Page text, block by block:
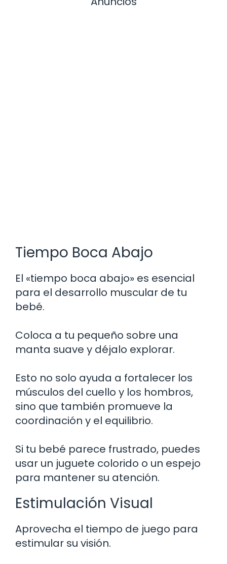
Tiempo Boca Abajo
El «tiempo boca abajo» es esencial
para el desarrollo muscular de tu
bebé.
Coloca a tu pequeño sobre una
manta suave y déjalo explorar.
Esto no solo ayuda a fortalecer los
músculos del cuello y los hombros,
sino que también promueve la
coordinación y el equilibrio.
Si tu bebé parece frustrado, puedes
usar un juguete colorido o un espejo
para mantener su atención.
Estimulación Visual
Aprovecha el tiempo de juego para
estimular su visión.